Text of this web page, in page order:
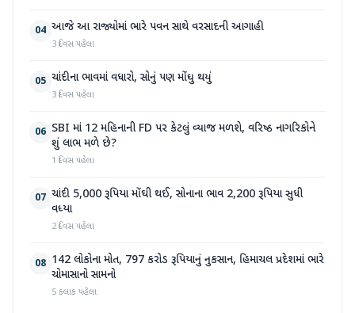
04 આજે આ રાજ્યોમાં ભારે પવન સાથે વરસાદની આગાહી
3 દિવસ પહેલા
05 ચાંદીના ભાવમાં વધારો, સોનું પણ મોંઘુ થયું
3 દિવસ પહેલા
06 SBI માં 12 મહિનાની FD પર કેટલું વ્યાજ મળશે, વરિષ્ઠ નાગરિકોને
શું લાભ મળે છે?
1 દિવસ પહેલા
07 ચાંદી 5,000 રૂપિયા મોંઘી થઈ, સોનાના ભાવ 2,200 રૂપિયા સુધી
વધ્યા
2 દિવસ પહેલા
08 142 લોકોના મોત, 797 કરોડ રૂપિયાનું નુકસાન, હિમાચલ પ્રદેશમાં ભારે
ચોમાસાનો સામનો
5 કલાક પહેલા